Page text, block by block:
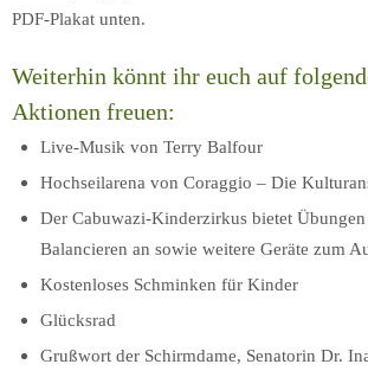
PDF-Plakat unten.
Weiterhin könnt ihr euch auf
Aktionen freuen:
Live-Musik von Terry Balfour
Hochseilarena von Coraggio – Die
Der Cabuwazi-Kinderzirkus bietet
Balancieren an sowie weitere Geräte zum
Kostenloses Schminken für Kinder
Glücksrad
Grußwort der Schirmdame, Senatorin Dr.